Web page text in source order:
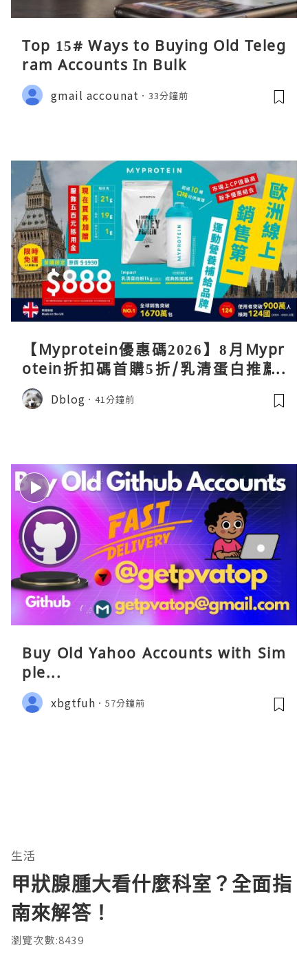
Top 15# Ways to Buying Old Teleg
ram Accounts In Bulk
gmail accounat 33分鐘前
【Myprotein優惠碼2026】8月Mypr
otein折扣碼首購5折/乳清蛋白推薦/
關稅/信用卡優惠實測攻略
Dblog 41分鐘前
Buy Old Yahoo Accounts with Sim
ple...
xbgtfuh 57分鐘前
生活
甲狀腺腫大看什麼科室？全面指
南來解答！
瀏覽次數:8439